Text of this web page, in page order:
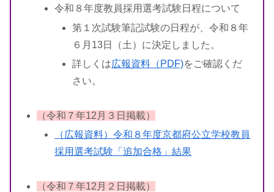
令和８年度教員採用選考試験日程について
第１次試験筆記試験の日程が、令和８年
６月13日（土）に決定しました。
詳しくは広報資料（PDF)をご確認くだ
さい。
（令和７年12月３日掲載）
（広報資料）令和８年度京都府公立学校教員
採用選考試験「追加合格」結果
（令和７年12月２日掲載）